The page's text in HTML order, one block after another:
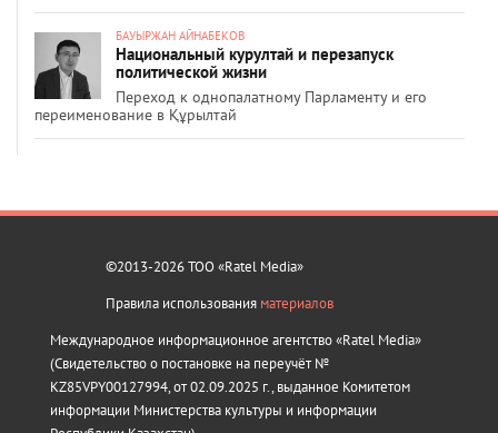
БАУЫРЖАН АЙНАБЕКОВ
Национальный курултай и перезапуск
политической жизни
Переход к однопалатному Парламенту и его
переименование в Құрылтай
©2013-2026 ТОО «Ratel Media»
Правила использования материалов
Международное информационное агентство «Ratel Media»
(Свидетельство о постановке на переучёт №
KZ85VPY00127994, от 02.09.2025 г., выданное Комитетом
информации Министерства культуры и информации